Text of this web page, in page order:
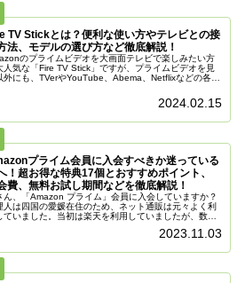
TV Stickとは？便利な使い方やテレビとの接
法、モデルの選び方など徹底解説！
のプライムビデオを大画面テレビで楽しみたい方
人気な「Fire TV Stick」ですが、プライムビデオを見
外にも、TVerやYouTube、Abema、Netflixなどの各種
2024.02.15
プライム会員に入会すべきか迷っている
！超お得な特典17個とおすすめポイント、
費、無料お試し期間などを徹底解説！
ん、「Amazon プライム」会員に入会していますか？
人は四国の愛媛在住のため、ネット通販は元々よく利
ていました。当初は楽天を利用していましたが、数年
2023.11.03